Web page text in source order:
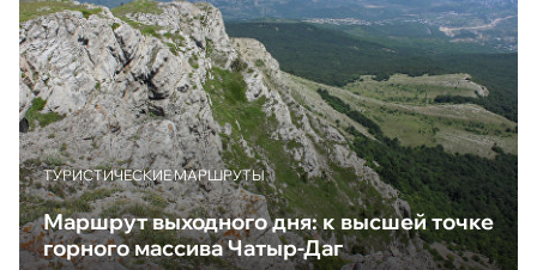
ТУРИСТИЧЕСКИЕ МАРШРУТЫ
Маршрут выходного дня: к высшей точке
горного массива Чатыр-Даг